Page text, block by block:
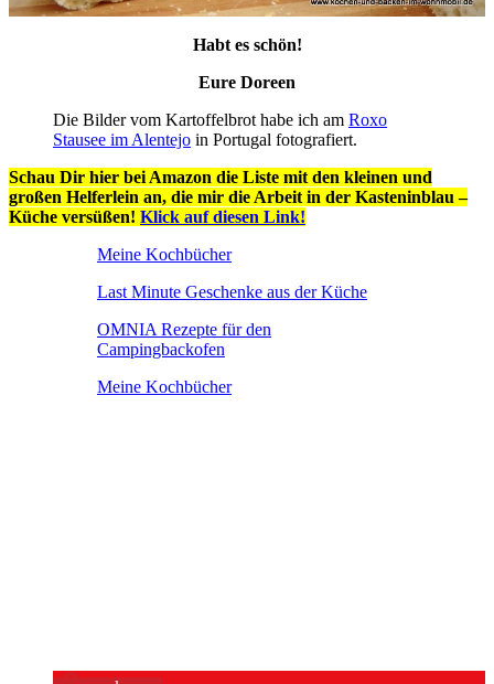
Habt es schön!
Eure Doreen
Die Bilder vom Kartoffelbrot habe ich am Roxo
Stausee im Alentejo in Portugal fotografiert.
Schau Dir hier bei Amazon die Liste mit den kleinen und
großen Helferlein an, die mir die Arbeit in der Kasteninblau –
Küche versüßen! Klick auf diesen Link!
Meine Kochbücher
Last Minute Geschenke aus der Küche
OMNIA Rezepte für den
Campingbackofen
Meine Kochbücher